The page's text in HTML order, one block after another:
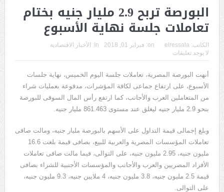
البورصة تربح 2.9 مليار جنيه بختام
تعاملات جلسة نهاية الأسبوع
الكاتب: elressala
on: فبراير 01, 2018 In: الأخبار الاقتصادية
لا يوجد تعليقات
أنهت البورصة المصرية، تعاملات جلسة اليوم الخميس، نهاية جلسات
الأسبوع، على ارتفاع جماعى لكافة المؤشرات، مدفوعة بعمليات شراء
من المتعاملين العرب والأجانب، كما ارتفع رأس المال السوقى للبورصة
بنحو 2.9 مليار جنيه ليغلق عند مستوى 861.463 مليار جنيه.
وبلغ إجمالى قيمة التداول على الأسهم بالبورصة مليار جنيه، ومالت صافى
تعاملات المؤسسات المصرية والعربية للبيع، بصافى قيمة بلغت 16.6
مليون جنيه، 2.95 مليون جنيه، على التوالى، فيما مالت صافى تعاملات
الأفراد المصريين والعرب والأجانب والمؤسسات الأجنبية للشراء بصافى
قيمة 2.5 مليون جنيه، 3.8 مليون جنيه، 4 ملايين جنيه، 9.3 مليون جنيه،
على التوالى.